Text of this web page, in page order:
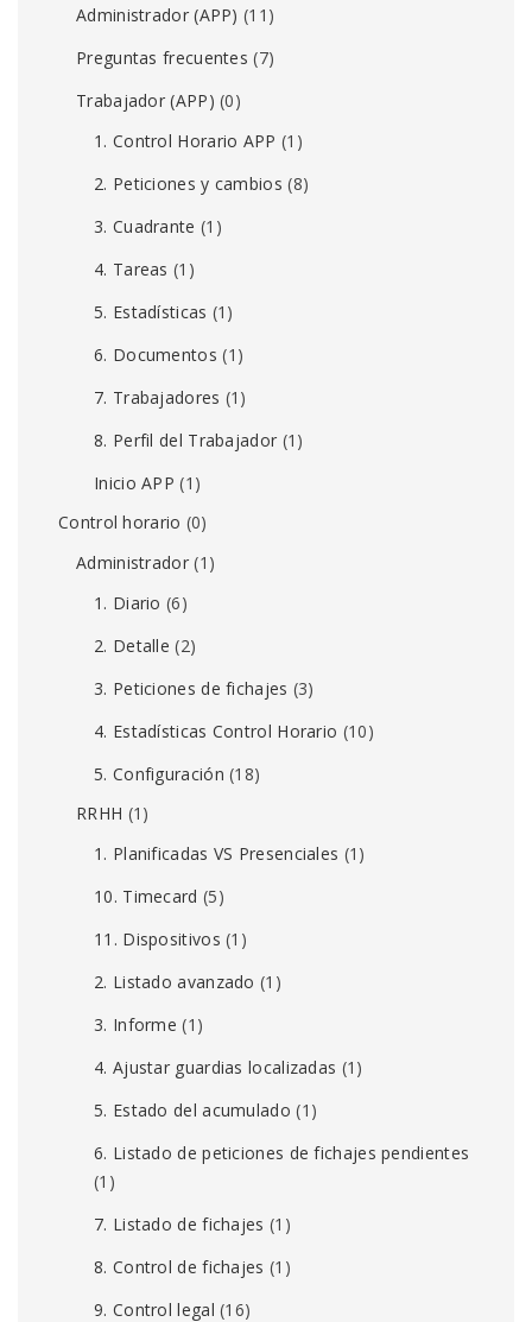
Administrador (APP) (11)
Preguntas frecuentes (7)
Trabajador (APP) (0)
1. Control Horario APP (1)
2. Peticiones y cambios (8)
3. Cuadrante (1)
4. Tareas (1)
5. Estadísticas (1)
6. Documentos (1)
7. Trabajadores (1)
8. Perfil del Trabajador (1)
Inicio APP (1)
Control horario (0)
Administrador(1)
1. Diario (6)
2. Detalle (2)
3. Peticiones de fichajes (3)
4. Estadísticas Control Horario (10)
5. Configuración (18)
RRHH (1)
1. Planificadas VS Presenciales (1)
10. Timecard (5)
11. Dispositivos (1)
2. Listado avanzado (1)
3. Informe (1)
4. Ajustar guardias localizadas (1)
5. Estado del acumulado (1)
6. Listado de peticiones de fichajes pendientes
(1)
7. Listado de fichajes (1)
8. Control de fichajes (1)
9. Control legal (16)